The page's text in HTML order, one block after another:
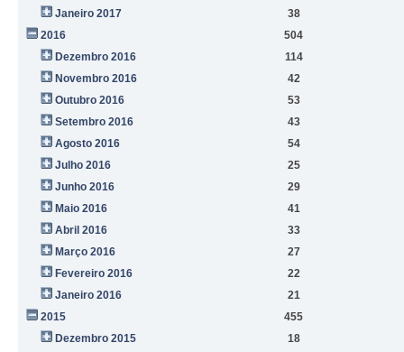
Janeiro 2017
38
2016
504
Dezembro 2016
114
Novembro 2016
42
Outubro 2016
53
Setembro 2016
43
Agosto 2016
54
Julho 2016
25
Junho 2016
29
Maio 2016
41
Abril 2016
33
Março 2016
27
Fevereiro 2016
22
Janeiro 2016
21
2015
455
Dezembro 2015
18